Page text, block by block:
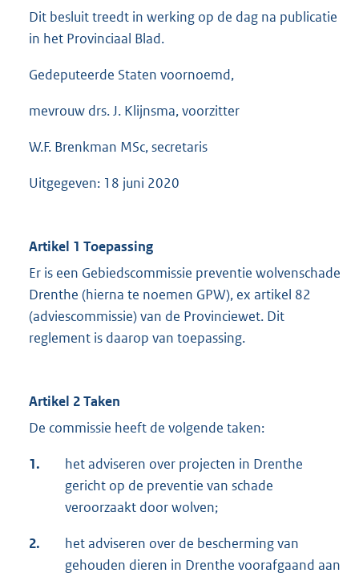
Dit besluit treedt in werking op de dag na publicatie
in het Provinciaal Blad.
Gedeputeerde Staten voornoemd,
mevrouw drs. J. Klijnsma, voorzitter
W.F. Brenkman MSc, secretaris
Uitgegeven: 18 juni 2020
Artikel 1 Toepassing
Er is een Gebiedscommissie preventie wolvenschade
Drenthe (hierna te noemen GPW), ex artikel 82
(adviescommissie) van de Provinciewet. Dit
reglement is daarop van toepassing.
Artikel 2 Taken
De commissie heeft de volgende taken:
1.
het adviseren over projecten in Drenthe
gericht op de preventie van schade
veroorzaakt door wolven;
2.
het adviseren over de bescherming van
gehouden dieren in Drenthe voorafgaand aan